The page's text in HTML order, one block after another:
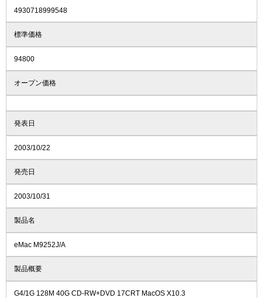
4930718999548
標準価格
94800
オープン価格
発表日
2003/10/22
発売日
2003/10/31
製品名
eMac M9252J/A
製品概要
G4/1G 128M 40G CD-RW+DVD 17CRT MacOS X10.3